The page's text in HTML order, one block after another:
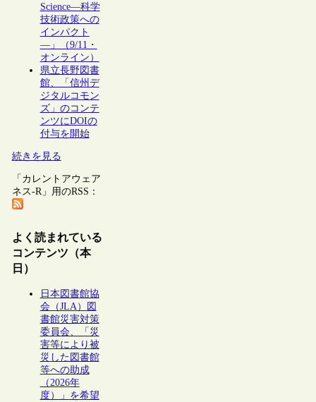
Science―科学
技術政策への
インパクト
―」（9/11・
オンライン）
県立長野図書
館、「信州デ
ジタルコモン
ズ」のコンテ
ンツにDOIの
付与を開始
続きを見る
「カレントアウェア
ネス-R」用のRSS：
よく読まれている
コンテンツ（本
日）
日本図書館協
会（JLA）図
書館災害対策
委員会、「災
害等により被
災した図書館
等への助成
（2026年
度）」を希望